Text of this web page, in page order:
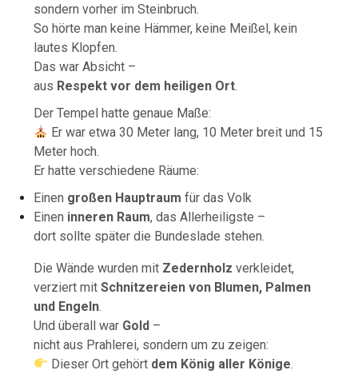
sondern vorher im Steinbruch.
So hörte man keine Hämmer, keine Meißel, kein
lautes Klopfen.
Das war Absicht –
aus Respekt vor dem heiligen Ort.
Der Tempel hatte genaue Maße:
Er war etwa 30 Meter lang, 10 Meter breit und 15
Meter hoch.
Er hatte verschiedene Räume:
Einen großen Hauptraum für das Volk
Einen inneren Raum, das Allerheiligste –
dort sollte später die Bundeslade stehen.
Die Wände wurden mit Zedernholz verkleidet,
verziert mitSchnitzereien von Blumen, Palmen
und Engeln.
Und überall war Gold –
nicht aus Prahlerei, sondern um zu zeigen:
Dieser Ort gehört dem König aller Könige.